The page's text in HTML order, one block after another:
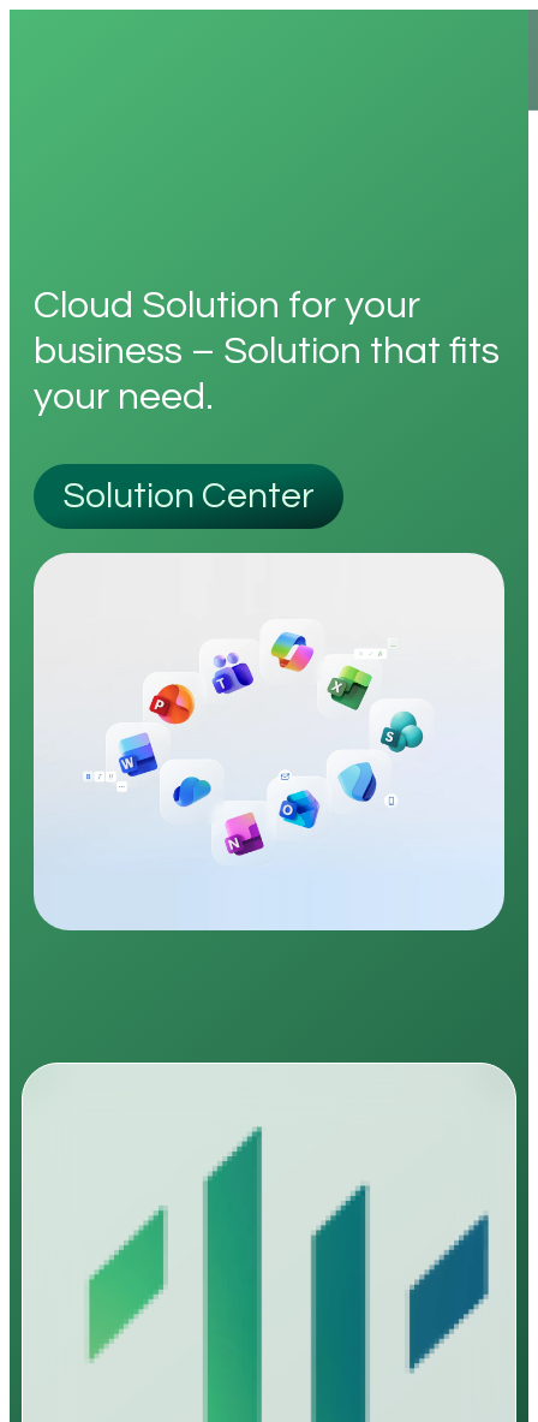
Cloud Solution for your
business – Solution that fits
your need.
Solution Center